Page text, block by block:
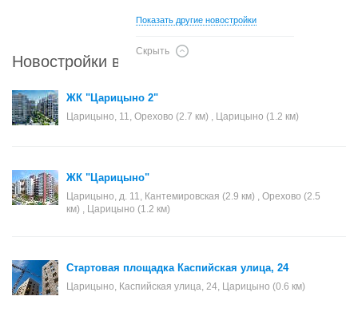
Показать другие новостройки
Скрыть
Новостройки в районе Царицыно
ЖК "Царицыно 2"
Царицыно, 11, Орехово (2.7 км) , Царицыно (1.2 км)
ЖК "Царицыно"
Царицыно, д. 11, Кантемировская (2.9 км) , Орехово (2.5
км) , Царицыно (1.2 км)
Стартовая площадка Каспийская улица, 24
Царицыно, Каспийская улица, 24, Царицыно (0.6 км)